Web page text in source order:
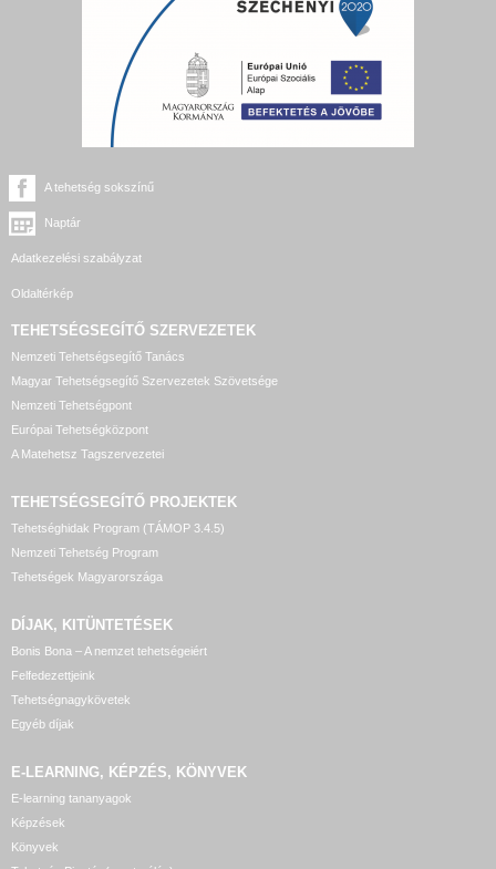
A tehetség sokszínű
Naptár
Adatkezelési szabályzat
Oldaltérkép
TEHETSÉGSEGÍTŐ SZERVEZETEK
Nemzeti Tehetségsegítő Tanács
Magyar Tehetségsegítő Szervezetek Szövetsége
Nemzeti Tehetségpont
Európai Tehetségközpont
A Matehetsz Tagszervezetei
TEHETSÉGSEGÍTŐ PROJEKTEK
Tehetséghidak Program (TÁMOP 3.4.5)
Nemzeti Tehetség Program
Tehetségek Magyarországa
DÍJAK, KITÜNTETÉSEK
Bonis Bona – A nemzet tehetségeiért
Felfedezettjeink
Tehetségnagykövetek
Egyéb díjak
E-LEARNING, KÉPZÉS, KÖNYVEK
E-learning tananyagok
Képzések
Könyvek